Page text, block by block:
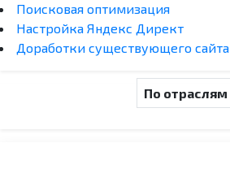
Поисковая оптимизация
Настройка Яндекс Директ
Доработки существующего сайта
По отраслям